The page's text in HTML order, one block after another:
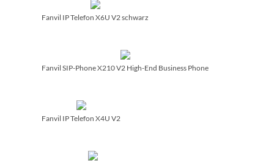
Fanvil IP Telefon X6U V2 schwarz
Fanvil SIP-Phone X210 V2 High-End Business Phone
Fanvil IP Telefon X4U V2